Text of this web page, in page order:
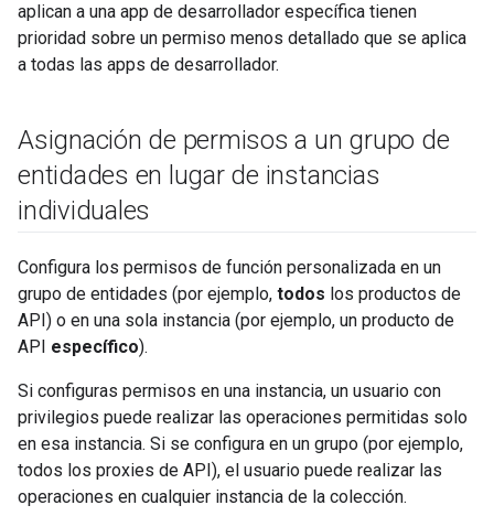
aplican a una app de desarrollador específica tienen
prioridad sobre un permiso menos detallado que se aplica
a todas las apps de desarrollador.
Asignación de permisos a un grupo de
entidades en lugar de instancias
individuales
Configura los permisos de función personalizada en un
grupo de entidades (por ejemplo, todos los productos de
API) o en una sola instancia (por ejemplo, un producto de
API específico).
Si configuras permisos en una instancia, un usuario con
privilegios puede realizar las operaciones permitidas solo
en esa instancia. Si se configura en un grupo (por ejemplo,
todos los proxies de API), el usuario puede realizar las
operaciones en cualquier instancia de la colección.